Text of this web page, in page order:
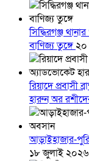
সিদ্ধিরগঞ্জ
বাণিজ্য তুঙ্গে২০
রিয়াদে প্রবাসী
হারুন অর
আড়াইহাজার-
১৮ জুলাই ২০২৬